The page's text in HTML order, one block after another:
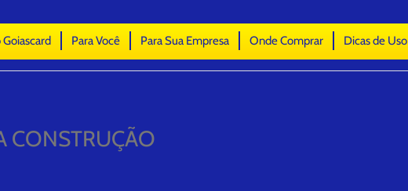
Goiascard Para Você Para Sua Empresa Onde Comprar Dicas de Uso
CONSTRUÇÃO